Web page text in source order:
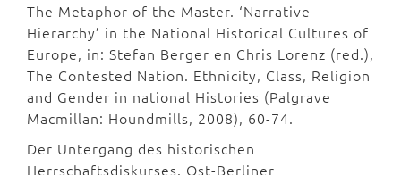
The Metaphor of the Master. ‘Narrative
Hierarchy’ in the National Historical Cultures of
Europe, in: Stefan Berger en Chris Lorenz (red.),
The Contested Nation. Ethnicity, Class, Religion
and Gender in national Histories (Palgrave
Macmillan: Houndmills, 2008), 60-74.
Der Untergang des historischen
Herrschaftsdiskurses. Ost-Berliner